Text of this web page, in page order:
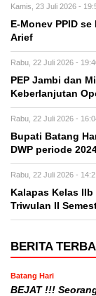
Kamis, 23 Juli 2026 -
E-Monev PPID
Arief
Rabu, 22 Juli 2026 -
PEP Jambi dan
Keberlanjutan
Rabu, 22 Juli 2026 -
Bupati Batang
DWP periode
Rabu, 22 Juli 2026 -
Kalapas Kelas
Triwulan II
BERITA
Batang Hari
BEJAT !!!